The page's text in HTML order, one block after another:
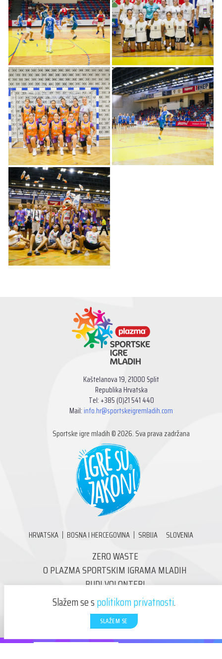
Kaštelanova 19, 21000 Split
Republika Hrvatska
Tel: +385 (0)21 541 440
Mail: info.hr@sportskeigremladih.com
Sportske igre mladih © 2026. Sva prava zadržana
HRVATSKA BOSNA I HERCEGOVINA SRBIJA SLOVENIA
ZERO WASTE
O PLAZMA SPORTSKIM IGRAMA MLADIH
BUDI VOLONTER!
KONTAKT
Slažem se spolitikom privatnosti.
SLAŽEM SE